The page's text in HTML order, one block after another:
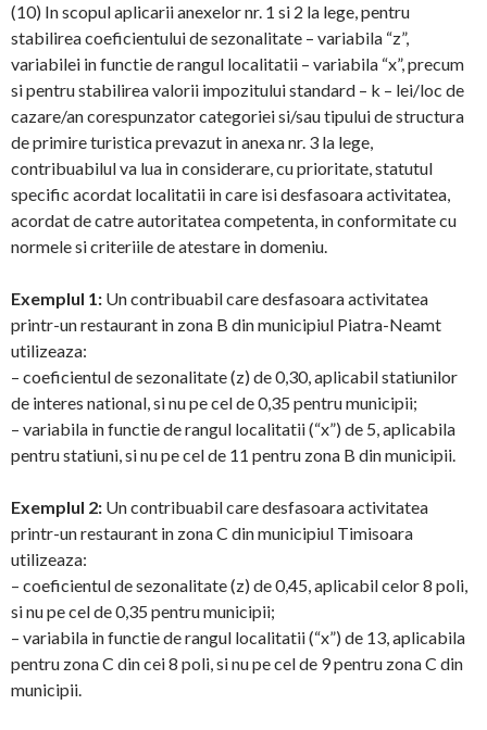
(10) In scopul aplicarii anexelor nr. 1 si 2 la lege, pentru
stabilirea coeficientului de sezonalitate – variabila “z”,
variabilei in functie de rangul localitatii – variabila “x”, precum
si pentru stabilirea valorii impozitului standard – k – lei/loc de
cazare/an corespunzator categoriei si/sau tipului de structura
de primire turistica prevazut in anexa nr. 3 la lege,
contribuabilul va lua in considerare, cu prioritate, statutul
specific acordat localitatii in care isi desfasoara activitatea,
acordat de catre autoritatea competenta, in conformitate cu
normele si criteriile de atestare in domeniu.
Exemplul 1: Un contribuabil care desfasoara activitatea
printr-un restaurant in zona B din municipiul Piatra-Neamt
utilizeaza:
– coeficientul de sezonalitate (z) de 0,30, aplicabil statiunilor
de interes national, si nu pe cel de 0,35 pentru municipii;
– variabila in functie de rangul localitatii (“x”) de 5, aplicabila
pentru statiuni, si nu pe cel de 11 pentru zona B din municipii.
Exemplul 2: Un contribuabil care desfasoara activitatea
printr-un restaurant in zona C din municipiul Timisoara
utilizeaza:
– coeficientul de sezonalitate (z) de 0,45, aplicabil celor 8 poli,
si nu pe cel de 0,35 pentru municipii;
– variabila in functie de rangul localitatii (“x”) de 13, aplicabila
pentru zona C din cei 8 poli, si nu pe cel de 9 pentru zona C din
municipii.